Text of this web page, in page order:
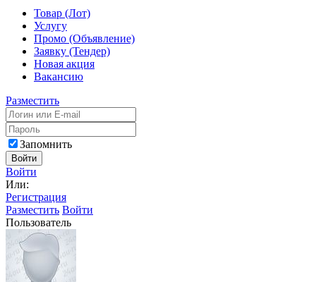
Товар (Лот)
Услугу
Промо (Объявление)
Заявку (Тендер)
Новая акция
Вакансию
Разместить
Запомнить
Войти
Войти
Или:
Регистрация
Разместить Войти
Пользователь